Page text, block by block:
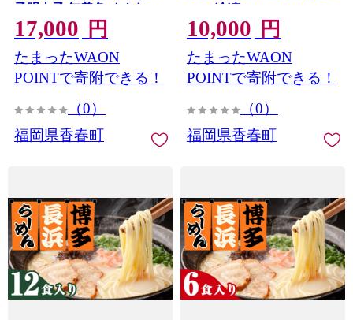
子明太子 無着色 めんたい
こ 冷凍
17,000 円
たまったWAON
POINTで寄附できる！
（0）
福岡県香春町
いこ 冷凍
10,000 円
たまったWAON
POINTで寄附できる！
（0）
福岡県香春町